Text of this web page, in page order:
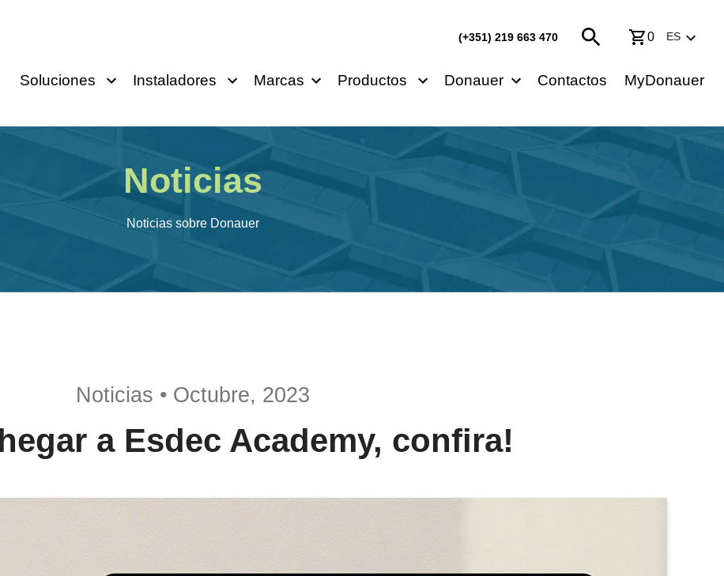
(+351) 219 663 470 0 ES
Soluciones Instaladores Marcas Productos Donauer Contactos MyDonauer
Noticias
Noticias sobre Donauer
Noticias • Octubre, 2023
a Esdec Academy, confira!